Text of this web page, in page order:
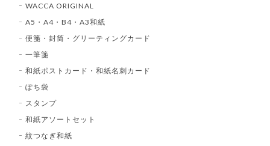
WACCA ORIGINAL
A5・A4・B4・A3和紙
便箋・封筒・グリーティングカード
一筆箋
和紙ポストカード・和紙名刺カード
ぽち袋
スタンプ
和紙アソートセット
紋つなぎ和紙